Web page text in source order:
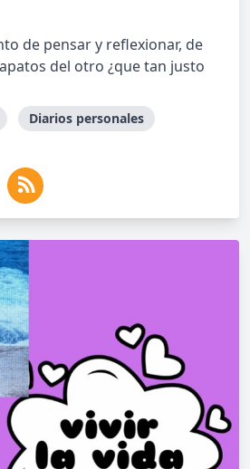
de pensar y reflexionar, de
del otro ¿que tan justo
Diarios personales